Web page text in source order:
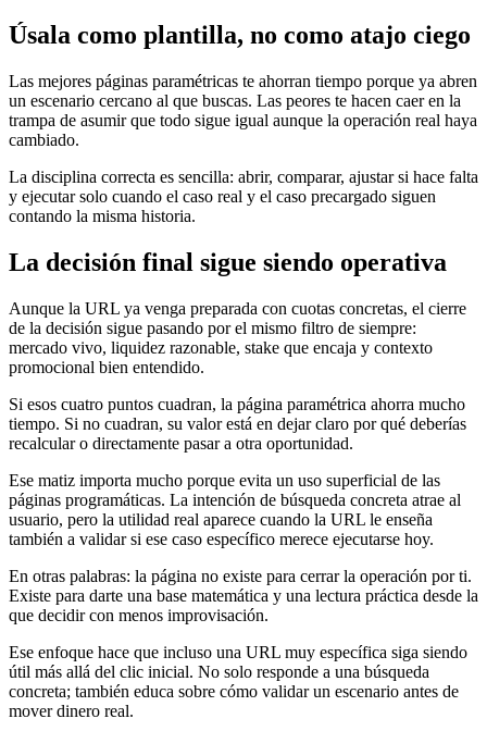
Úsala como plantilla, no como atajo ciego
Las mejores páginas paramétricas te ahorran tiempo porque ya abren
un escenario cercano al que buscas. Las peores te hacen caer en la
trampa de asumir que todo sigue igual aunque la operación real haya
cambiado.
La disciplina correcta es sencilla: abrir, comparar, ajustar si hace falta
y ejecutar solo cuando el caso real y el caso precargado siguen
contando la misma historia.
La decisión final sigue siendo operativa
Aunque la URL ya venga preparada con cuotas concretas, el cierre
de la decisión sigue pasando por el mismo filtro de siempre:
mercado vivo, liquidez razonable, stake que encaja y contexto
promocional bien entendido.
Si esos cuatro puntos cuadran, la página paramétrica ahorra mucho
tiempo. Si no cuadran, su valor está en dejar claro por qué deberías
recalcular o directamente pasar a otra oportunidad.
Ese matiz importa mucho porque evita un uso superficial de las
páginas programáticas. La intención de búsqueda concreta atrae al
usuario, pero la utilidad real aparece cuando la URL le enseña
también a validar si ese caso específico merece ejecutarse hoy.
En otras palabras: la página no existe para cerrar la operación por ti.
Existe para darte una base matemática y una lectura práctica desde la
que decidir con menos improvisación.
Ese enfoque hace que incluso una URL muy específica siga siendo
útil más allá del clic inicial. No solo responde a una búsqueda
concreta; también educa sobre cómo validar un escenario antes de
mover dinero real.